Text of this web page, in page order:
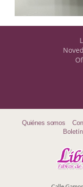
Papás, Mamás, Bebés...
Papás, Mamás, Bebés…
Quiénes somos